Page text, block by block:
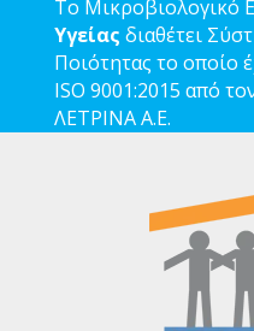
Το Μικροβιολογικό
Υγείας διαθέτει
Ποιότητας το οποίο
ISO 9001:2015 από
ΛΕΤΡΙΝΑ Α.Ε.